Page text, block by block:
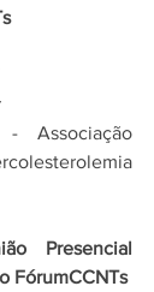
Associação
Presencial
FórumCCNTs